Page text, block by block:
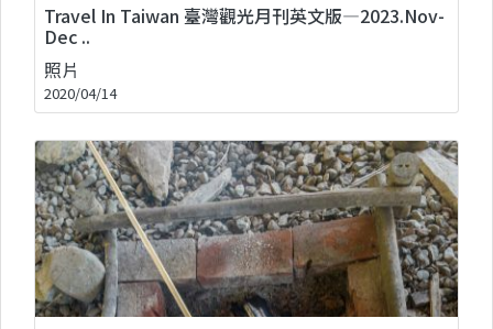
Travel In Taiwan 臺灣觀光月刊英文版—2023.Nov-
Dec ..
照片
2020/04/14